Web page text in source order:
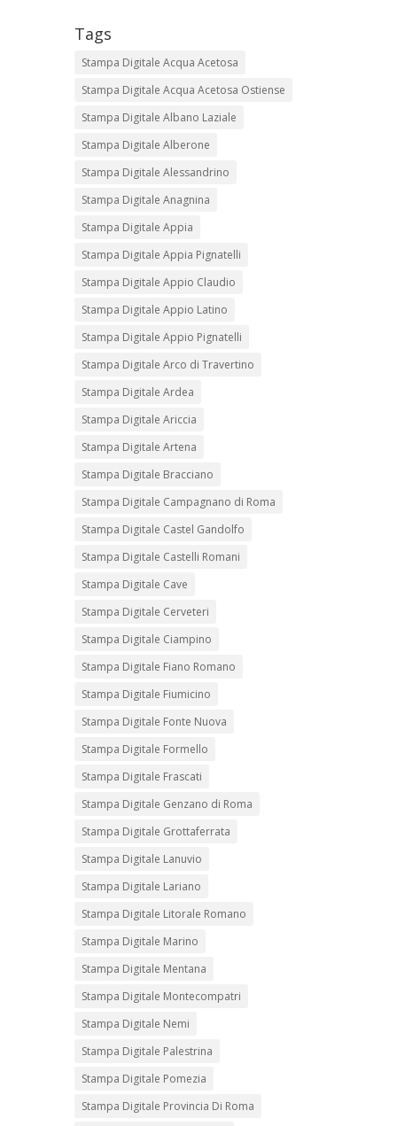
Tags
Stampa Digitale Acqua Acetosa
Stampa Digitale Acqua Acetosa Ostiense
Stampa Digitale Albano Laziale
Stampa Digitale Alberone
Stampa Digitale Alessandrino
Stampa Digitale Anagnina
Stampa Digitale Appia
Stampa Digitale Appia Pignatelli
Stampa Digitale Appio Claudio
Stampa Digitale Appio Latino
Stampa Digitale Appio Pignatelli
Stampa Digitale Arco di Travertino
Stampa Digitale Ardea
Stampa Digitale Ariccia
Stampa Digitale Artena
Stampa Digitale Bracciano
Stampa Digitale Campagnano di Roma
Stampa Digitale Castel Gandolfo
Stampa Digitale Castelli Romani
Stampa Digitale Cave
Stampa Digitale Cerveteri
Stampa Digitale Ciampino
Stampa Digitale Fiano Romano
Stampa Digitale Fiumicino
Stampa Digitale Fonte Nuova
Stampa Digitale Formello
Stampa Digitale Frascati
Stampa Digitale Genzano di Roma
Stampa Digitale Grottaferrata
Stampa Digitale Lanuvio
Stampa Digitale Lariano
Stampa Digitale Litorale Romano
Stampa Digitale Marino
Stampa Digitale Mentana
Stampa Digitale Montecompatri
Stampa Digitale Nemi
Stampa Digitale Palestrina
Stampa Digitale Pomezia
Stampa Digitale Provincia Di Roma